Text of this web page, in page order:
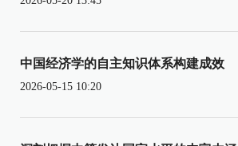
中国经济学的自主知识体系构建成效
2026-05-15 10:20